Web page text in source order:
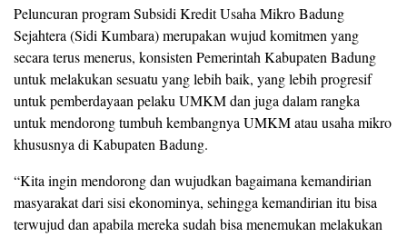
Peluncuran program Subsidi Kredit Usaha Mikro Badung
Sejahtera (Sidi Kumbara) merupakan wujud komitmen yang
secara terus menerus, konsisten Pemerintah Kabupaten Badung
untuk melakukan sesuatu yang lebih baik, yang lebih progresif
untuk pemberdayaan pelaku UMKM dan juga dalam rangka
untuk mendorong tumbuh kembangnya UMKM atau usaha mikro
khususnya di Kabupaten Badung.
“Kita ingin mendorong dan wujudkan bagaimana kemandirian
masyarakat dari sisi ekonominya, sehingga kemandirian itu bisa
terwujud dan apabila mereka sudah bisa menemukan melakukan